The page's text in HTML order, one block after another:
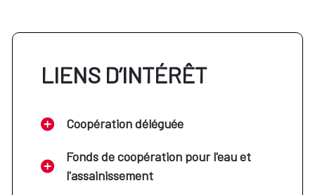
LIENS D’INTÉRÊT
Coopération déléguée
Fonds de coopération pour l'eau et
l'assainissement